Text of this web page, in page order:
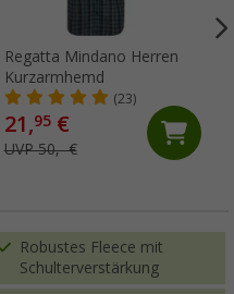
Regatta Mindano Herren
Kurzarmhemd
(23)
21,95€
UVP 50,- €
Robustes Fleece mit
Schulterverstärkung